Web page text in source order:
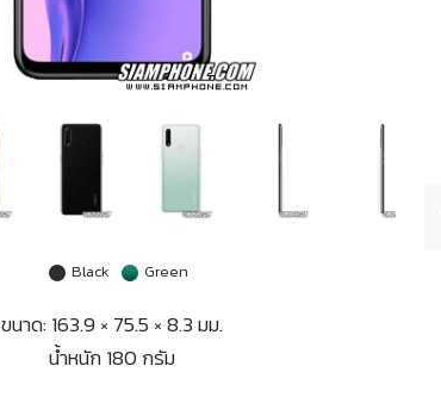
Black Green
ขนาด: 163.9 × 75.5 × 8.3 มม.
น้ำหนัก 180 กรัม